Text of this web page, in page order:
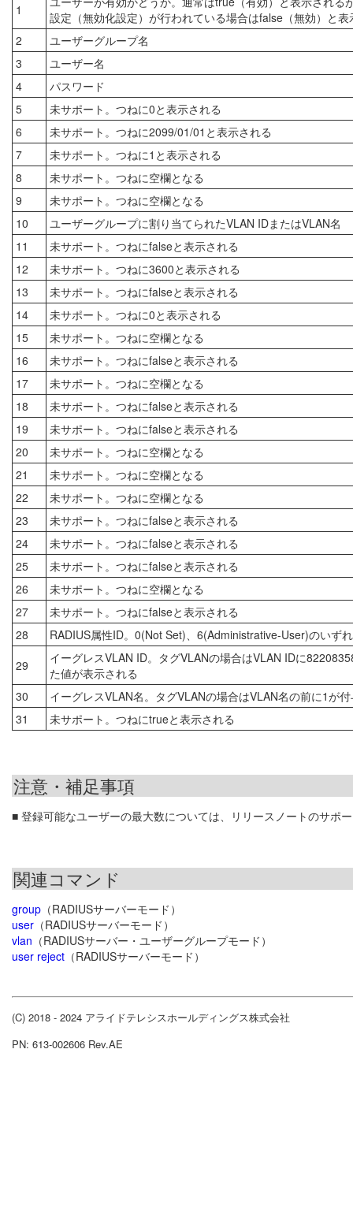
1
設定（無効化設定）が行われている場合はfalse（無効）と表
2
ユーザーグループ名
3
ユーザー名
4
パスワード
5
未サポート。つねに0と表示される
6
未サポート。つねに2099/01/01と表示される
7
未サポート。つねに1と表示される
8
未サポート。つねに空欄となる
9
未サポート。つねに空欄となる
10
ユーザーグループに割り当てられたVLAN IDまたはVLAN名
11
未サポート。つねにfalseと表示される
12
未サポート。つねに3600と表示される
13
未サポート。つねにfalseと表示される
14
未サポート。つねに0と表示される
15
未サポート。つねに空欄となる
16
未サポート。つねにfalseと表示される
17
未サポート。つねに空欄となる
18
未サポート。つねにfalseと表示される
19
未サポート。つねにfalseと表示される
20
未サポート。つねに空欄となる
21
未サポート。つねに空欄となる
22
未サポート。つねに空欄となる
23
未サポート。つねにfalseと表示される
24
未サポート。つねにfalseと表示される
25
未サポート。つねにfalseと表示される
26
未サポート。つねに空欄となる
27
未サポート。つねにfalseと表示される
28
RADIUS属性ID。0(Not Set)、6(Administrative-User)のいず
29
イーグレスVLAN ID。タグVLANの場合はVLAN IDに
た値が表示される
30
イーグレスVLAN名。タグVLANの場合はVLAN名の前に1が
31
未サポート。つねにtrueと表示される
注意・補足事項
■ 登録可能なユーザーの最大数については、リリースノートのサポ
関連コマンド
group （RADIUSサーバーモード）
user （RADIUSサーバーモード）
vlan （RADIUSサーバー・ユーザーグループモード）
user reject （RADIUSサーバーモード）
(C) 2018 - 2024 アライドテレシスホールディングス株式会社
PN: 613-002606 Rev.AE